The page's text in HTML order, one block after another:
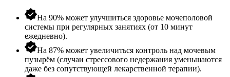
На 90% может улучшиться здоровье мочеполовой
системы при регулярных занятиях (от 10 минут
ежедневно).
На 87% может увеличиться контроль над мочевым
пузырём (случаи стрессового недержания уменьшаются
даже без сопутствующей лекарственной терапии).